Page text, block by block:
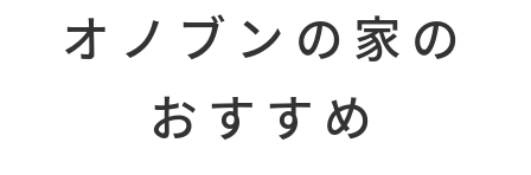
オノブンの家の
おすすめ